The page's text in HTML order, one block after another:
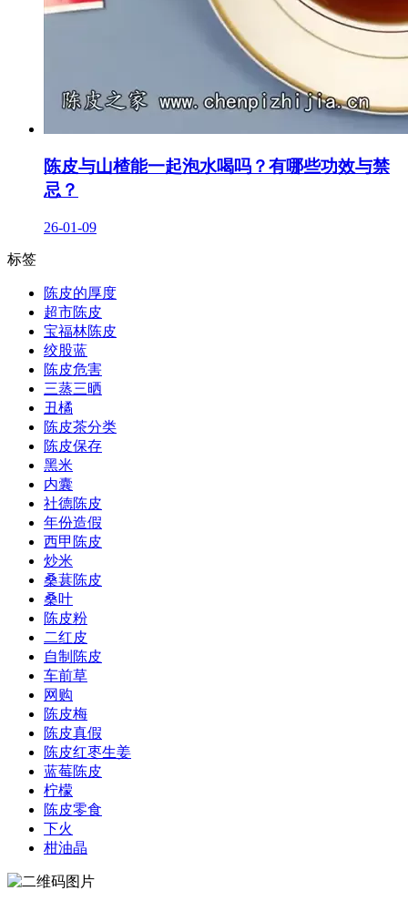
陈皮与山楂能一起泡水喝吗？有哪些功效与禁
忌？
26-01-09
标签
陈皮的厚度
超市陈皮
宝福林陈皮
绞股蓝
陈皮危害
三蒸三晒
丑橘
陈皮茶分类
陈皮保存
黑米
内囊
社德陈皮
年份造假
西甲陈皮
炒米
桑葚陈皮
桑叶
陈皮粉
二红皮
自制陈皮
车前草
网购
陈皮梅
陈皮真假
陈皮红枣生姜
蓝莓陈皮
柠檬
陈皮零食
下火
柑油晶